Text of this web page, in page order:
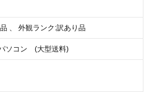
、 外観ランク:訳あり品
ソコン (大型送料)